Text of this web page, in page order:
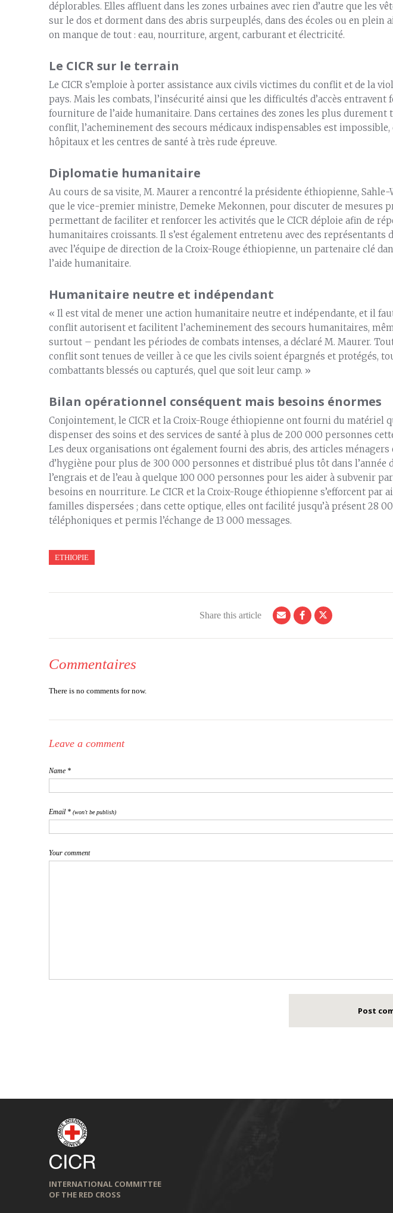
déplorables. Elles affluent dans les zones urbaines avec rien d’autre que les
sur le dos et dorment dans des abris surpeuplés, dans des écoles ou en plein
on manque de tout : eau, nourriture, argent, carburant et électricité.
Le CICR sur le terrain
Le CICR s’emploie à porter assistance aux civils victimes du conflit et de la
pays. Mais les combats, l’insécurité ainsi que les difficultés d’accès entravent
fourniture de l’aide humanitaire. Dans certaines des zones les plus durement
conflit, l’acheminement des secours médicaux indispensables est impossible,
hôpitaux et les centres de santé à très rude épreuve.
Diplomatie humanitaire
Au cours de sa visite, M. Maurer a rencontré la présidente éthiopienne, Sahle-
que le vice-premier ministre, Demeke Mekonnen, pour discuter de mesures
permettant de faciliter et renforcer les activités que le CICR déploie afin de
humanitaires croissants. Il s’est également entretenu avec des représentants
avec l’équipe de direction de la Croix-Rouge éthiopienne, un partenaire clé
l’aide humanitaire.
Humanitaire neutre et indépendant
« Il est vital de mener une action humanitaire neutre et indépendante, et il
conflit autorisent et facilitent l’acheminement des secours humanitaires,
surtout – pendant les périodes de combats intenses, a déclaré M. Maurer.
conflit sont tenues de veiller à ce que les civils soient épargnés et protégés,
combattants blessés ou capturés, quel que soit leur camp. »
Bilan opérationnel conséquent mais besoins énormes
Conjointement, le CICR et la Croix-Rouge éthiopienne ont fourni du matériel
dispenser des soins et des services de santé à plus de 200 000 personnes
Les deux organisations ont également fourni des abris, des articles ménagers
d’hygiène pour plus de 300 000 personnes et distribué plus tôt dans l’année
l’engrais et de l’eau à quelque 100 000 personnes pour les aider à subvenir
besoins en nourriture. Le CICR et la Croix-Rouge éthiopienne s’efforcent par
familles dispersées ; dans cette optique, elles ont facilité jusqu’à présent 28
téléphoniques et permis l’échange de 13 000 messages.
ETHIOPIE
Share this article
Commentaires
There is no comments for now.
Leave a comment
Name *
Email * (won't be publish)
Your comment
INTERNATIONAL COMMITTEE
OF THE RED CROSS